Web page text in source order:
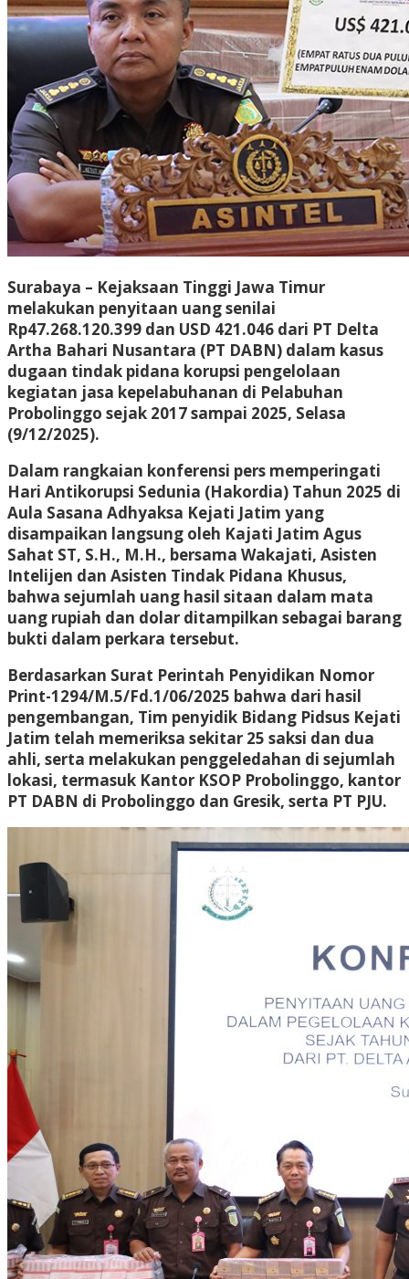
Surabaya – Kejaksaan Tinggi Jawa Timur
melakukan penyitaan uang senilai
Rp47.268.120.399 dan USD 421.046 dari PT Delta
Artha Bahari Nusantara (PT DABN) dalam kasus
dugaan tindak pidana korupsi pengelolaan
kegiatan jasa kepelabuhanan di Pelabuhan
Probolinggo sejak 2017 sampai 2025, Selasa
(9/12/2025).
Dalam rangkaian konferensi pers memperingati
Hari Antikorupsi Sedunia (Hakordia) Tahun 2025 di
Aula Sasana Adhyaksa Kejati Jatim yang
disampaikan langsung oleh Kajati Jatim Agus
Sahat ST, S.H., M.H., bersama Wakajati, Asisten
Intelijen dan Asisten Tindak Pidana Khusus,
bahwa sejumlah uang hasil sitaan dalam mata
uang rupiah dan dolar ditampilkan sebagai barang
bukti dalam perkara tersebut.
Berdasarkan Surat Perintah Penyidikan Nomor
Print-1294/M.5/Fd.1/06/2025 bahwa dari hasil
pengembangan, Tim penyidik Bidang Pidsus Kejati
Jatim telah memeriksa sekitar 25 saksi dan dua
ahli, serta melakukan penggeledahan di sejumlah
lokasi, termasuk Kantor KSOP Probolinggo, kantor
PT DABN di Probolinggo dan Gresik, serta PT PJU.